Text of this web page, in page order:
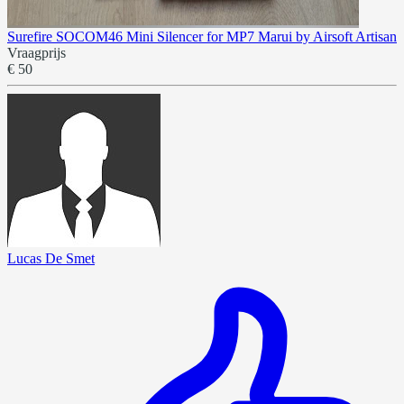
Surefire SOCOM46 Mini Silencer for MP7 Marui by Airsoft Artisan
Vraagprijs
€ 50
Lucas De Smet